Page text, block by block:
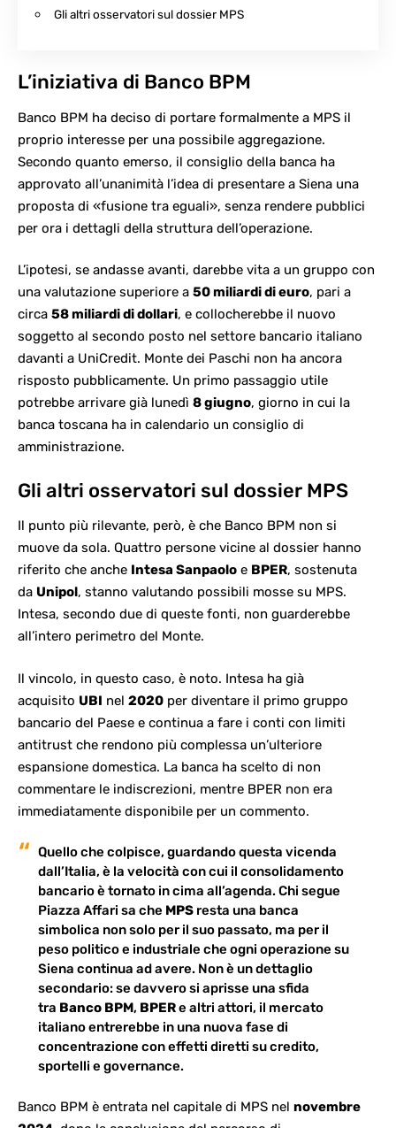
Gli altri osservatori sul dossier MPS
L’iniziativa di Banco BPM
Banco BPM ha deciso di portare formalmente a MPS il
proprio interesse per una possibile aggregazione.
Secondo quanto emerso, il consiglio della banca ha
approvato all’unanimità l’idea di presentare a Siena una
proposta di «fusione tra eguali», senza rendere pubblici
per ora i dettagli della struttura dell’operazione.
L’ipotesi, se andasse avanti, darebbe vita a un gruppo con
una valutazione superiore a 50 miliardi di euro, pari a
circa 58 miliardi di dollari, e collocherebbe il nuovo
soggetto al secondo posto nel settore bancario italiano
davanti a UniCredit. Monte dei Paschi non ha ancora
risposto pubblicamente. Un primo passaggio utile
potrebbe arrivare già lunedì 8 giugno, giorno in cui la
banca toscana ha in calendario un consiglio di
amministrazione.
Gli altri osservatori sul dossier MPS
Il punto più rilevante, però, è che Banco BPM non si
muove da sola. Quattro persone vicine al dossier hanno
riferito che anche Intesa Sanpaolo e BPER, sostenuta
da Unipol, stanno valutando possibili mosse su MPS.
Intesa, secondo due di queste fonti, non guarderebbe
all’intero perimetro del Monte.
Il vincolo, in questo caso, è noto. Intesa ha già
acquisito UBI nel 2020 per diventare il primo gruppo
bancario del Paese e continua a fare i conti con limiti
antitrust che rendono più complessa un’ulteriore
espansione domestica. La banca ha scelto di non
commentare le indiscrezioni, mentre BPER non era
immediatamente disponibile per un commento.
Quello che colpisce, guardando questa vicenda
dall’Italia, è la velocità con cui il consolidamento
bancario è tornato in cima all’agenda. Chi segue
Piazza Affari sa che MPSresta una banca
simbolica non solo per il suo passato, ma per il
peso politico e industriale che ogni operazione su
Siena continua ad avere. Non è un dettaglio
secondario: se davvero si aprisse una sfida
tra Banco BPM, BPERe altri attori, il mercato
italiano entrerebbe in una nuova fase di
concentrazione con effetti diretti su credito,
sportelli e governance.
Banco BPM è entrata nel capitale di MPS nel novembre